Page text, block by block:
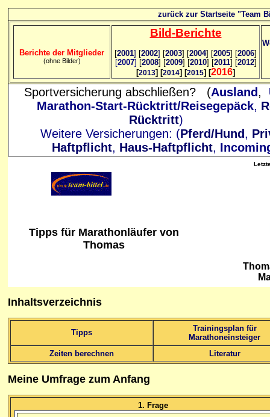
zurück zur Startseite "Team
Berichte der Mitglieder
(ohne Bilder)
Bild-Berichte
[2001] [2002] [2003] [2004] [2005] [2006]
[2007] [2008] [2009] [2010] [2011] [2012]
[2013] [2014] [2015] [2016]
Sportversicherung abschließen? (Ausland,
Marathon-Start-Rücktritt/Reisegepäck,
Rücktritt)
Weitere Versicherungen: (Pferd/Hund,
Haftpflicht, Haus-Haftpflicht,
Tipps für Marathonläufer von
Thomas
Inhaltsverzeichnis
Tipps
Trainingsplan für
Marathoneinsteiger
Zeiten berechnen
Literatur
Meine Umfrage zum Anfang
1. Frage